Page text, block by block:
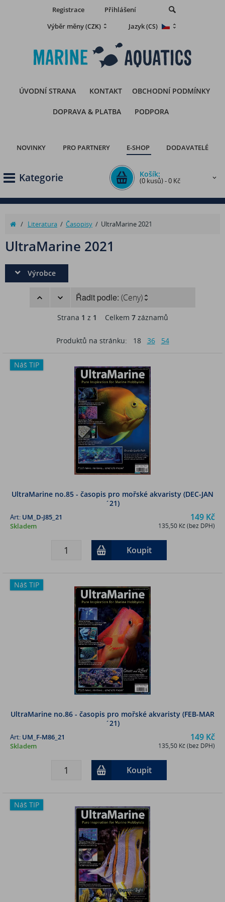
Registrace
Přihlášení
Výběr měny(CZK) Jazyk(CS)
ÚVODNÍ STRANA KONTAKT OBCHODNÍ PODMÍNKY
DOPRAVA & PLATBA PODPORA
NOVINKY PRO PARTNERY E-SHOP DODAVATELÉ
Kategorie Košík:
(0 kusů) - 0 Kč
/ Literatura / Časopisy / UltraMarine 2021
UltraMarine 2021
Výrobce
Řadit podle: (Ceny)
Strana 1 z 1 Celkem 7záznamů
Produktů na stránku: 18 36 54
Náš TIP
UltraMarine no.85 - časopis pro mořské akvaristy (DEC-JAN
´21)
149 Kč
135,50 Kč (bez DPH)
Art: UM_D-J85_21
Skladem
Koupit
Náš TIP
UltraMarine no.86 - časopis pro mořské akvaristy (FEB-MAR
´21)
149 Kč
135,50 Kč (bez DPH)
Art: UM_F-M86_21
Skladem
Koupit
Náš TIP